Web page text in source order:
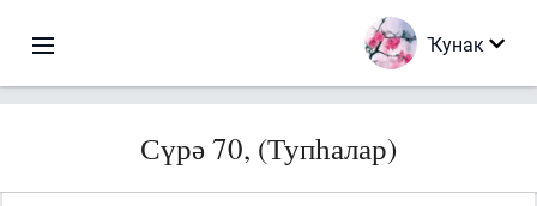
Ҡунак
Сүрә 70, (Тупһалар)